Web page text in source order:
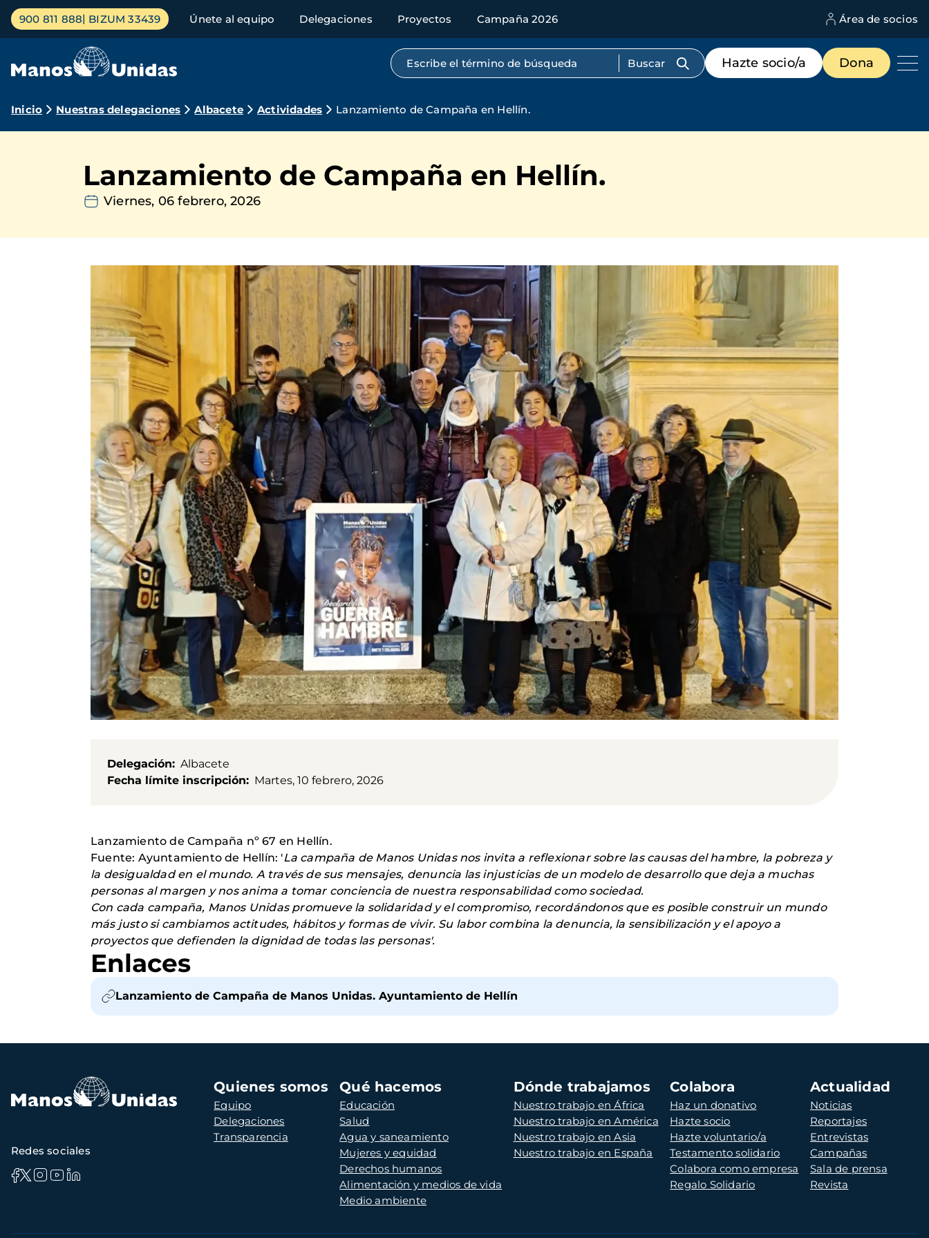
Pasar
contenido
Menú
principal
900 811 888 BIZUM 33439 Únete al equipo Delegaciones Proyectos Campaña 2026 Área de socios
Búsqueda por texto completo
Menú
de
destacados
Hazte socio/a Dona
Ruta
navegación
Inicio Nuestras delegaciones Albacete Actividades Lanzamiento de Campaña en Hellín.
Lanzamiento de Campaña en Hellín.
Viernes, 06 febrero, 2026
Delegación
Albacete
Fecha límite inscripción
Martes, 10 febrero, 2026
Lanzamiento de Campaña nº 67 en Hellín.
Fuente: Ayuntamiento de Hellín: 'La campaña de Manos Unidas nos invita a reflexionar sobre las causas del hambre, la pobreza y
la desigualdad en el mundo. A través de sus mensajes, denuncia las injusticias de un modelo de desarrollo que deja a muchas
personas al margen y nos anima a tomar conciencia de nuestra responsabilidad como sociedad.
Con cada campaña, Manos Unidas promueve la solidaridad y el compromiso, recordándonos que es posible construir un mundo
más justo si cambiamos actitudes, hábitos y formas de vivir. Su labor combina la denuncia, la sensibilización y el apoyo a
proyectos que defienden la dignidad de todas las personas'.
Enlaces
Lanzamiento de Campaña de Manos Unidas. Ayuntamiento de Hellín
Navegación
principal
Quienes somos
Equipo
Delegaciones
Transparencia
Qué hacemos
Educación
Salud
Agua y saneamiento
Mujeres y equidad
Derechos humanos
Alimentación y medios de vida
Medio ambiente
Dónde trabajamos
Nuestro trabajo en África
Nuestro trabajo en América
Nuestro trabajo en Asia
Nuestro trabajo en España
Colabora
Haz un donativo
Hazte socio
Hazte voluntario/a
Testamento solidario
Colabora como empresa
Regalo Solidario
Actualidad
Noticias
Reportajes
Entrevistas
Campañas
Sala de prensa
Revista
Redes sociales